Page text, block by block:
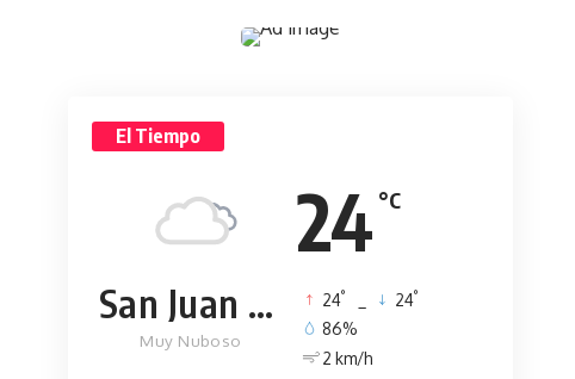
El Tiempo
24 °C
San Juan de la Maguana
Muy Nuboso
24° 24°
86%
2 km/h